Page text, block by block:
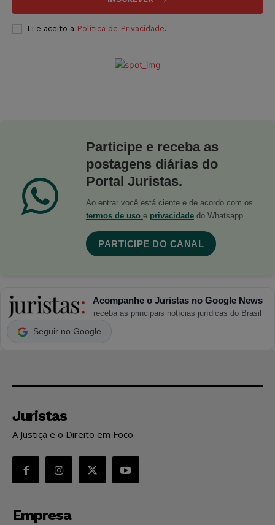
Li e aceito a Política de Privacidade.
Participe e receba as
postagens diárias do
Portal Juristas.
Ao entrar você está ciente e de acordo com os
termos de uso e privacidade do Whatsapp.
PARTICIPE DO CANAL
Acompanhe o Juristas no Google News
receba as principais notícias jurídicas do Brasil
Seguir no Google
Juristas
A Justiça e o Direito em Foco
Empresa